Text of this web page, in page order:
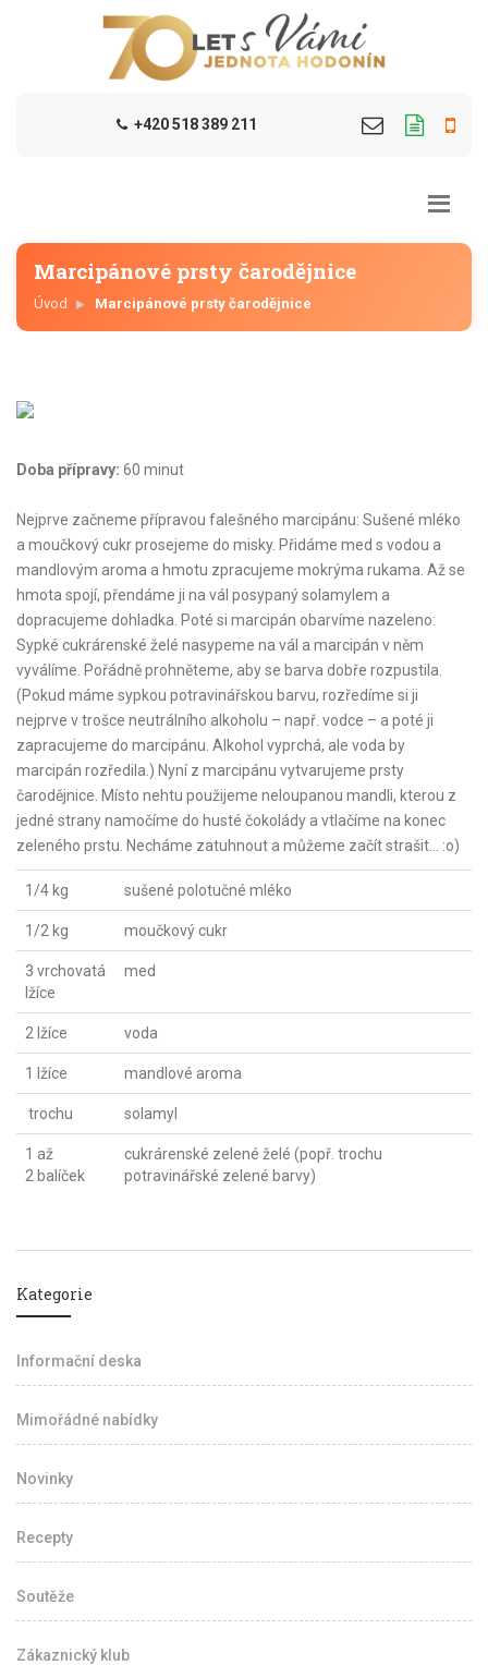
+420 518 389 211
Marcipánové prsty čarodějnice
Úvod Marcipánové prsty čarodějnice
Doba přípravy: 60 minut
Nejprve začneme přípravou falešného marcipánu: Sušené mléko
a moučkový cukr prosejeme do misky. Přidáme med s vodou a
mandlovým aroma a hmotu zpracujeme mokrýma rukama. Až se
hmota spojí, přendáme ji na vál posypaný solamylem a
dopracujeme dohladka. Poté si marcipán obarvíme nazeleno:
Sypké cukrárenské želé nasypeme na vál a marcipán v něm
vyválíme. Pořádně prohněteme, aby se barva dobře rozpustila.
(Pokud máme sypkou potravinářskou barvu, rozředíme si ji
nejprve v trošce neutrálního alkoholu – např. vodce – a poté ji
zapracujeme do marcipánu. Alkohol vyprchá, ale voda by
marcipán rozředila.) Nyní z marcipánu vytvarujeme prsty
čarodějnice. Místo nehtu použijeme neloupanou mandli, kterou z
jedné strany namočíme do husté čokolády a vtlačíme na konec
zeleného prstu. Necháme zatuhnout a můžeme začít strašit… :o)
1/4 kg sušené polotučné mléko
1/2 kg moučkový cukr
3 vrchovatá
lžíce
med
2 lžíce voda
1 lžíce mandlové aroma
trochu solamyl
1 až
2 balíček
cukrárenské zelené želé (popř. trochu
potravinářské zelené barvy)
Kategorie
Informační deska
Mimořádné nabídky
Novinky
Recepty
Soutěže
Zákaznický klub